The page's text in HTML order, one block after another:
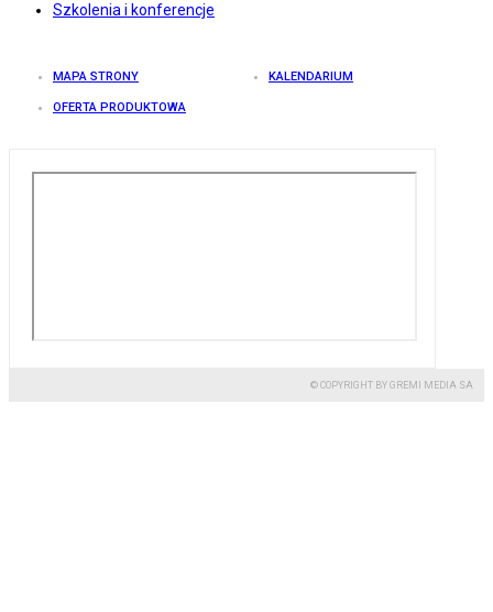
Szkolenia i konferencje
MAPA STRONY KALENDARIUM
OFERTA PRODUKTOWA
© COPYRIGHT BY GREMI MEDIA SA